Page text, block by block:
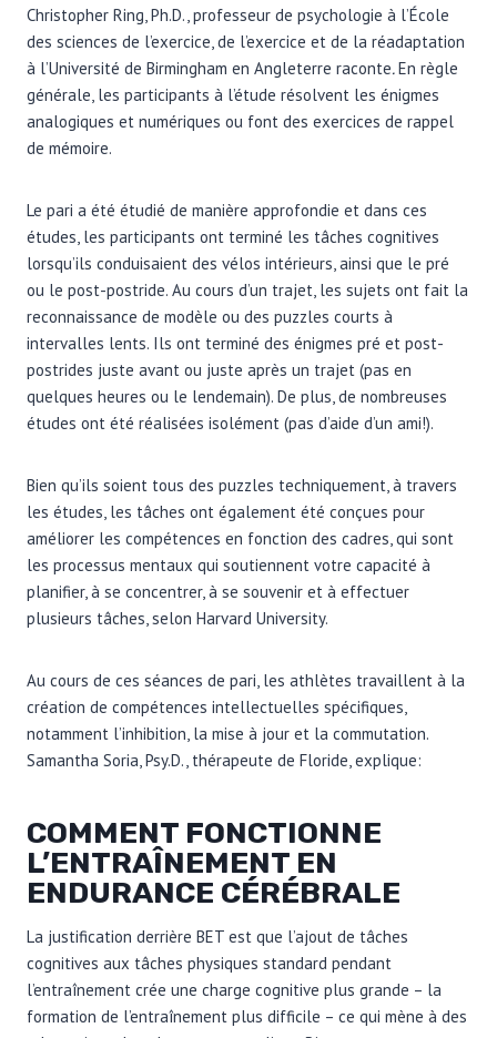
Christopher Ring, Ph.D., professeur de psychologie à l’École
des sciences de l’exercice, de l’exercice et de la réadaptation
à l’Université de Birmingham en Angleterre raconte.En règle
générale, les participants à l’étude résolvent les énigmes
analogiques et numériques ou font des exercices de rappel
de mémoire.
Le pari a été étudié de manière approfondie et dans ces
études, les participants ont terminé les tâches cognitives
lorsqu’ils conduisaient des vélos intérieurs, ainsi que le pré
ou le post-postride. Au cours d’un trajet, les sujets ont fait la
reconnaissance de modèle ou des puzzles courts à
intervalles lents. Ils ont terminé des énigmes pré et post-
postrides juste avant ou juste après un trajet (pas en
quelques heures ou le lendemain). De plus, de nombreuses
études ont été réalisées isolément (pas d’aide d’un ami!).
Bien qu’ils soient tous des puzzles techniquement, à travers
les études, les tâches ont également été conçues pour
améliorer les compétences en fonction des cadres, qui sont
les processus mentaux qui soutiennent votre capacité à
planifier, à se concentrer, à se souvenir et à effectuer
plusieurs tâches, selon Harvard University.
Au cours de ces séances de pari, les athlètes travaillent à la
création de compétences intellectuelles spécifiques,
notamment l’inhibition, la mise à jour et la commutation.
Samantha Soria, Psy.D., thérapeute de Floride, explique:
COMMENT FONCTIONNE
L’ENTRAÎNEMENT EN
ENDURANCE CÉRÉBRALE
La justification derrière BET est que l’ajout de tâches
cognitives aux tâches physiques standard pendant
l’entraînement crée une charge cognitive plus grande – la
formation de l’entraînement plus difficile – ce qui mène à des